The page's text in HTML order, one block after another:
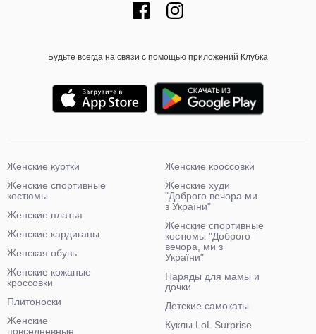
Будьте всегда на связи с помощью приложений Клубка
Женские куртки
Женские спортивные
костюмы
Женские платья
Женские кардиганы
Женская обувь
Женские кожаные
кроссовки
Плитоноски
Женские
повседневные
Женские кроссовки
Женские худи
"Доброго вечора ми
з України"
Женские спортивные
костюмы "Доброго
вечора, ми з
України"
Наряды для мамы и
дочки
Детские самокаты
Куклы LoL Surprise